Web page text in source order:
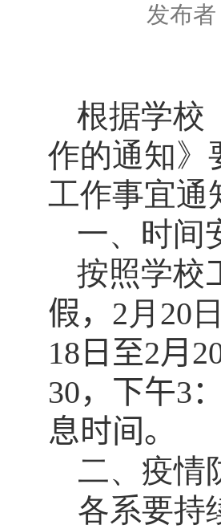
发布
根据学校
作的通知》
工作事宜通
一、时间
按照学校
假， 2月 20
18 日至2月
30，下午3：
息时间。
二、疫情
各系要持